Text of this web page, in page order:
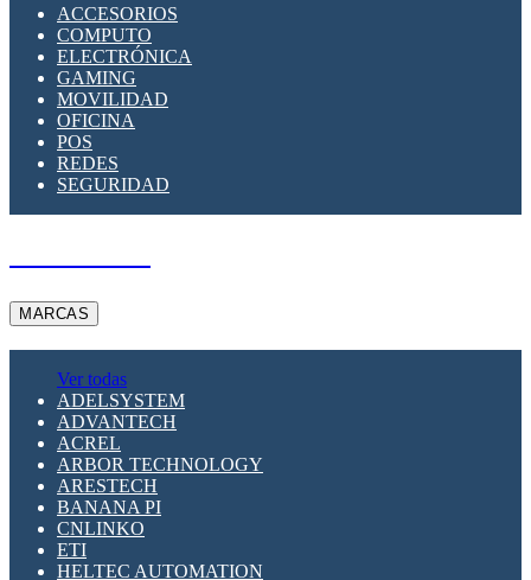
SUPRESOR DE TRANSIENTES SPDS PARA
APLICACIONES FOTOVOLTAICAS
ACCESORIOS
COMPUTO
ELECTRÓNICA
GAMING
MOVILIDAD
OFICINA
POS
REDES
SEGURIDAD
MARCAS
Ver todas
ADELSYSTEM
ADVANTECH
ACREL
ARBOR TECHNOLOGY
ARESTECH
BANANA PI
CNLINKO
ETI
HELTEC AUTOMATION